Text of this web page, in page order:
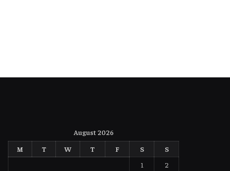
August 2026
M
T W T F S
S
1
2